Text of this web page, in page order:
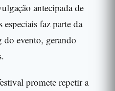
antecipada de
especiais faz parte da
do evento, gerando
promete repetir a